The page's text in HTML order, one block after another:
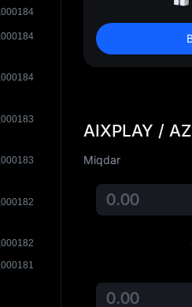
AIXPLAY /
Miqdar